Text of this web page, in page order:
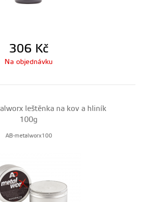
306 Kč
Na objednávku
leštěnka na kov a hliník
100g
AB-metalworx100